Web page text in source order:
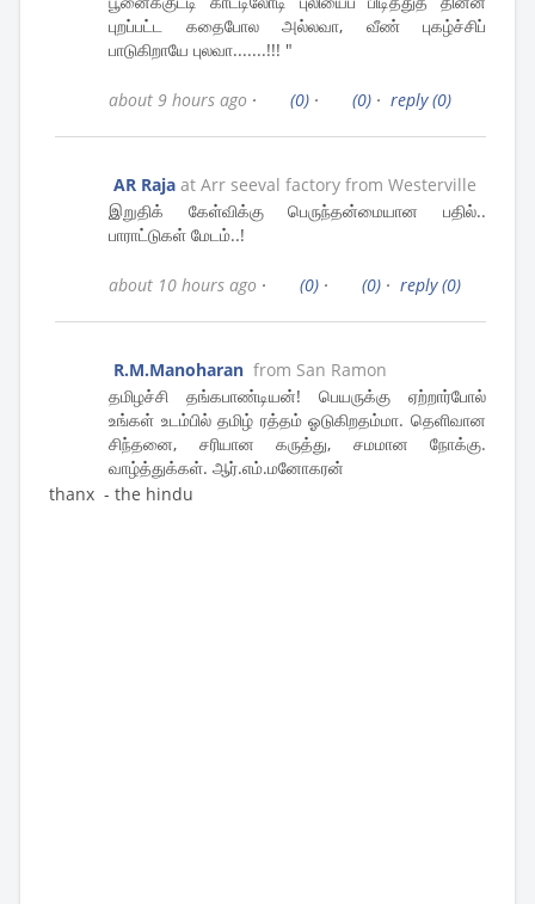
புறப்பட்ட கதைபோல அல்லவா, வீண் புகழ்ச்சிப்
பாடுகிறாயே புலவா.......!!! "
about 9 hours ago · (0) · (0) · reply (0)
AR Raja at Arr seeval factory from Westerville
இறுதிக் கேள்விக்கு பெருந்தன்மையான பதில்..
பாராட்டுகள் மேடம்..!
about 10 hours ago · (0) · (0) · reply (0)
R.M.Manoharan from San Ramon
தமிழச்சி தங்கபாண்டியன்! பெயருக்கு ஏற்றார்போல்
உங்கள் உடம்பில் தமிழ் ரத்தம் ஓடுகிறதம்மா. தெளிவான
சிந்தனை, சரியான கருத்து, சமமான நோக்கு.
வாழ்த்துக்கள். ஆர்.எம்.மனோகரன்
thanx - the hindu